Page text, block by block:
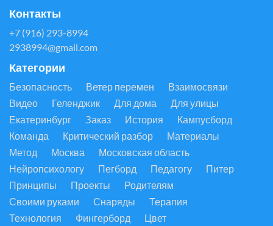
Контакты
+7 (916) 293-8994
2938994@gmail.com
Категории
Безопасность Ветер перемен
Взаимосвязи
Видео
Геленджик Для дома
Для улицы
Екатеринбург
Заказ История
Кампусборд
Команда
Критический разбор
Материалы
Метод
Москва
Московская область
Нейропсихологу
Пегборд Педагогу
Питер
Принципы
Проекты
Родителям
Своими руками
Снаряды
Терапия
Технология
Фингерборд Цвет